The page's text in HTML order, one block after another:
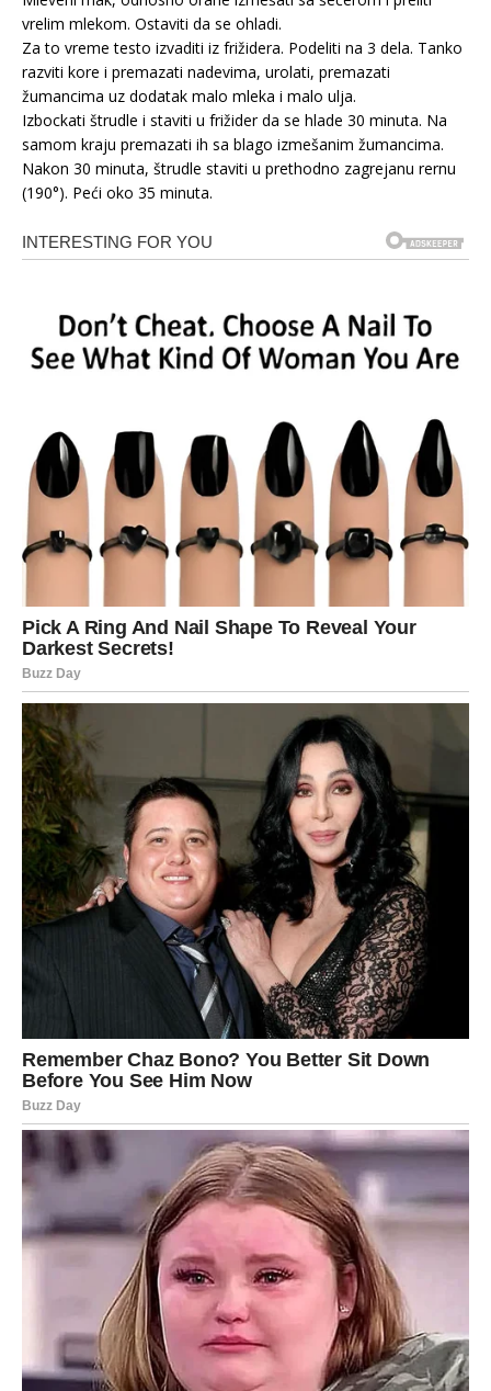
vrelim mlekom. Ostaviti da se ohladi.
Za to vreme testo izvaditi iz frižidera. Podeliti na 3 dela. Tanko
razviti kore i premazati nadevima, urolati, premazati
žumancima uz dodatak malo mleka i malo ulja.
Izbockati štrudle i staviti u frižider da se hlade 30 minuta. Na
samom kraju premazati ih sa blago izmešanim žumancima.
Nakon 30 minuta, štrudle staviti u prethodno zagrejanu rernu
(190°). Peći oko 35 minuta.